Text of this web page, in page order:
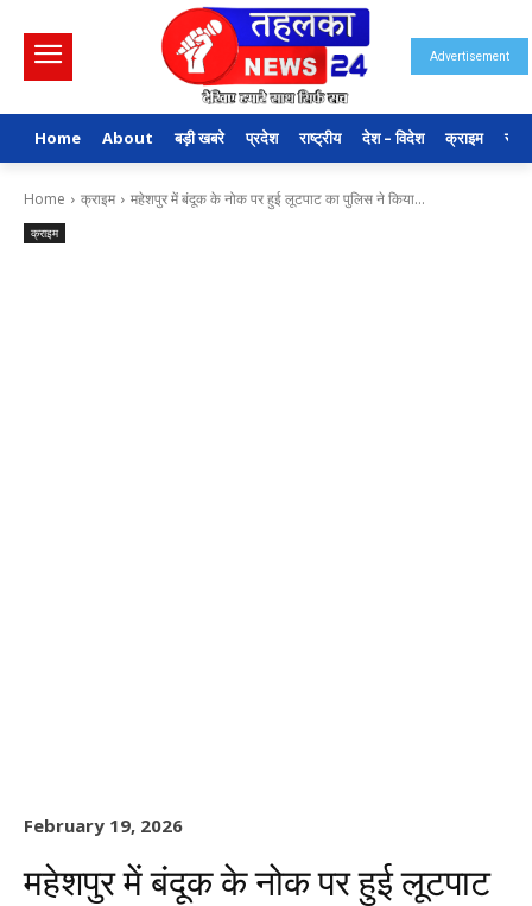
Advertisement
Home About बड़ी खबरे प्रदेश राष्ट्रीय देश – विदेश क्राइम
Home क्राइम महेशपुर में बंदूक के नोक पर हुई लूटपाट का पुलिस ने किया...
क्राइम
February 19, 2026
महेशपुर में बंदूक के नोक पर हुई लूटपाट